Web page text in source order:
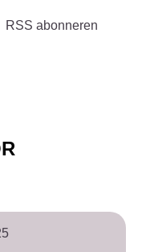
RSS abonneren